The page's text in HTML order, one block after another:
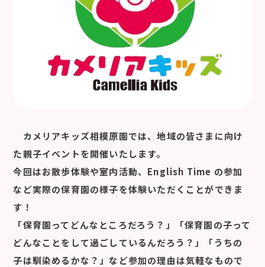
カメリアキッズ相模原園では、地域の皆さまに向け
た親子イベントを開催いたします。
今回はお散歩体験や室内活動、English Time の参加
など実際の保育園の様子を体験いただくことができま
す！
「保育園ってどんなところだろう？」「保育園の子って
どんなことをして過ごしているんだろう？」「うちの
子は馴染めるかな？」など参加の理由は気軽なもので